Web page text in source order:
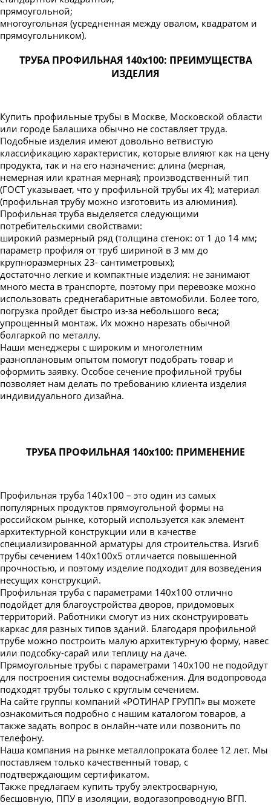
прямоугольной;
многоугольная (усредненная между овалом, квадратом и
прямоугольником).
ТРУБА ПРОФИЛЬНАЯ 140х100: ПРЕИМУЩЕСТВА
ИЗДЕЛИЯ
Купить профильные трубы в Москве, Московской области
или городе Балашиха обычно не составляет труда.
Подобные изделия имеют довольно ветвистую
классификацию характеристик, которые влияют как на цену
продукта, так и на его назначение: длина (мерная,
немерная или кратная мерная); производственный тип
(ГОСТ указывает, что у профильной трубы их 4); материал
(профильная трубу можно изготовить из алюминия).
Профильная труба выделяется следующими
потребительскими свойствами:
широкий размерный ряд (толщина стенок: от 1 до 14 мм;
параметр профиля от труб шириной в 3 мм до
крупноразмерных 23- сантиметровых);
достаточно легкие и компактные изделия: не занимают
много места в транспорте, поэтому при перевозке можно
использовать среднегабаритные автомобили. Более того,
погрузка пройдет быстро из-за небольшого веса;
упрощенный монтаж. Их можно нарезать обычной
болгаркой по металлу.
Наши менеджеры с широким и многолетним
разноплановым опытом помогут подобрать товар и
оформить заявку. Особое сечение профильной трубы
позволяет нам делать по требованию клиента изделия
индивидуального дизайна.
ТРУБА ПРОФИЛЬНАЯ 140х100: ПРИМЕНЕНИЕ
Профильная труба 140х100 – это один из самых
популярных продуктов прямоугольной формы на
российском рынке, который используется как элемент
архитектурной конструкции или в качестве
специализированной арматуры для строительства. Изгиб
трубы сечением 140х100x5 отличается повышенной
прочностью, и поэтому изделие подходит для возведения
несущих конструкций.
Профильная труба с параметрами 140x100 отлично
подойдет для благоустройства дворов, придомовых
территорий. Работники смогут из них сконструировать
каркас для разных типов зданий. Благодаря профильной
трубе можно построить малую архитектурную форму, навес
или подсобку-сарай или теплицу на даче.
Прямоугольные трубы с параметрами 140x100 не подойдут
для построения системы водоснабжения. Для водопровода
подходят трубы только с круглым сечением.
На сайте группы компаний «РОТИНАР ГРУПП» вы можете
ознакомиться подробно с нашим каталогом товаров, а
также задать вопрос в онлайн-чате или позвонить по
телефону.
Наша компания на рынке металлопроката более 12 лет. Мы
поставляем только качественный товар, с
подтверждающим сертификатом.
Также предлагаем купить трубу электросварную,
бесшовную, ППУ в изоляции, водогазопроводную ВГП.